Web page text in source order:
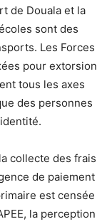
de Douala et la
sont des
Les Forces
pour extorsion
tous les axes
des personnes
collecte des frais
de paiement
est censée
la perception